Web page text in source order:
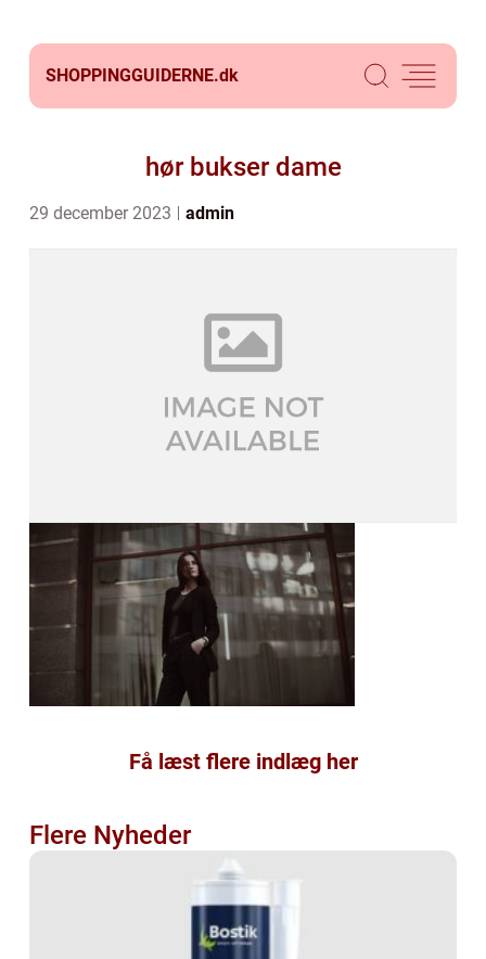
SHOPPINGGUIDERNE.dk
hør bukser dame
29 december 2023 admin
Få læst flere indlæg her
Flere Nyheder